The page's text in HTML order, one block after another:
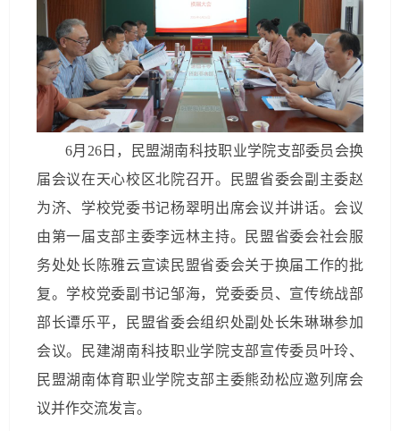
6月26日，民盟湖南科技职业学院支部委员会换
届会议在天心校区北院召开。民盟省委会副主委赵
为济、学校党委书记杨翠明出席会议并讲话。会议
由第一届支部主委李远林主持。民盟省委会社会服
务处处长陈雅云宣读民盟省委会关于换届工作的批
复。学校党委副书记邹海，党委委员、宣传统战部
部长谭乐平，民盟省委会组织处副处长朱琳琳参加
会议。民建湖南科技职业学院支部宣传委员叶玲、
民盟湖南体育职业学院支部主委熊劲松应邀列席会
议并作交流发言。